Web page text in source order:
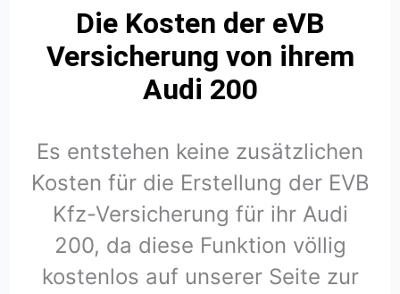
Die Kosten der eVB
Versicherung von ihrem
Audi 200
Es entstehen keine zusätzlichen
Kosten für die Erstellung der EVB
Kfz-Versicherung für ihr Audi
200, da diese Funktion völlig
kostenlos auf unserer Seite zur